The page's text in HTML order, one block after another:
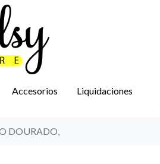
Accesorios Liquidaciones
DOURADO,